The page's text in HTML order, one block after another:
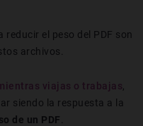
el peso del PDF son
archivos.
viajas o trabajas
siendo la respuesta a la
de un PDF